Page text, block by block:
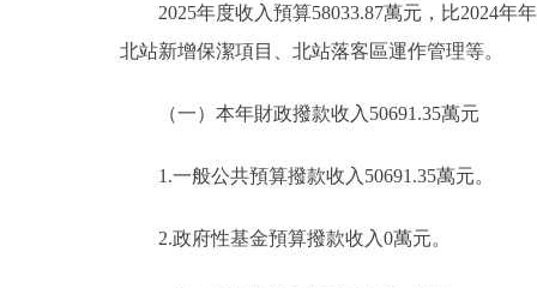
2025年度收入預算58033.87萬元，比2024年年
北站新增保潔項目、北站落客區運作管理等。
（一）本年財政撥款收入50691.35萬元
1.一般公共預算撥款收入50691.35萬元。
2.政府性基金預算撥款收入0萬元。